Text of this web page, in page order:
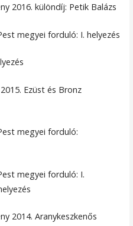
2016. különdíj: Petik Balázs
megyei forduló: I. helyezés
Ezüst és Bronz
megyei forduló:
megyei forduló: I.
2014. Aranykeszkenős